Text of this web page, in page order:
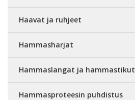
Haavat ja ruhjeet
Hammasharjat
Hammaslangat ja hammastikut
Hammasproteesin puhdistus